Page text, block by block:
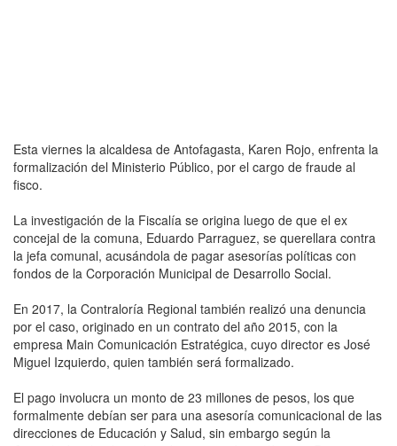
Esta viernes la alcaldesa de Antofagasta, Karen Rojo, enfrenta la
formalización del Ministerio Público, por el cargo de fraude al
fisco.
La investigación de la Fiscalía se origina luego de que el ex
concejal de la comuna, Eduardo Parraguez, se querellara contra
la jefa comunal, acusándola de pagar asesorías políticas con
fondos de la Corporación Municipal de Desarrollo Social.
En 2017, la Contraloría Regional también realizó una denuncia
por el caso, originado en un contrato del año 2015, con la
empresa Main Comunicación Estratégica, cuyo director es José
Miguel Izquierdo, quien también será formalizado.
El pago involucra un monto de 23 millones de pesos, los que
formalmente debían ser para una asesoría comunicacional de las
direcciones de Educación y Salud, sin embargo según la